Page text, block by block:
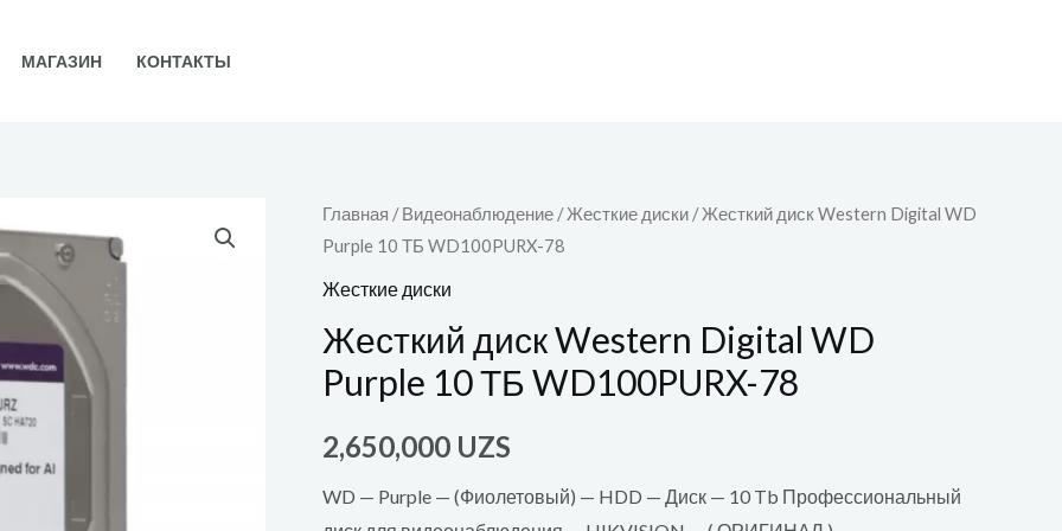
МАГАЗИН КОНТАКТЫ
Главная /Видеонаблюдение /Жесткие диски / Жесткий диск Western Digital WD
Purple 10 ТБ WD100PURX-78
Жесткие диски
Жесткий диск Western Digital WD
Purple 10 ТБ WD100PURX-78
2,650,000 UZS
WD — Purple — (Фиолетовый) — HDD — Диск — 10 Tb Профессиональный